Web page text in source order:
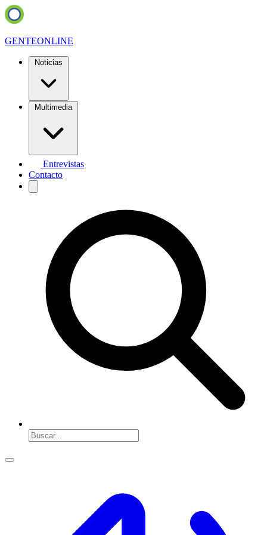
GENTEONLINE
Noticias
Multimedia
Entrevistas
Contacto